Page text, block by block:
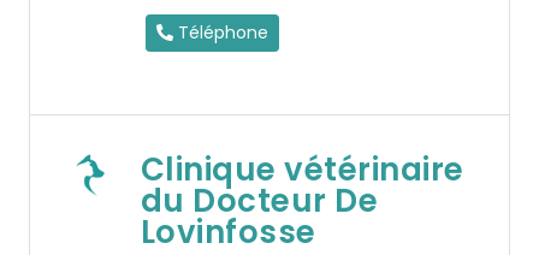
Téléphone
Clinique vétérinaire
du Docteur De
Lovinfosse